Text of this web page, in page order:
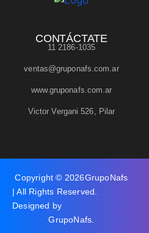
CONTÁCTATE
11 2186-1035
ventas@gruponafs.com.ar
www.gruponafs.com.ar
Victor Vergani 526, Pilar
Copyright © 2026GrupoNafs
| All Rights Reserved.
Designed by
GrupoNafs